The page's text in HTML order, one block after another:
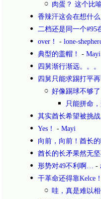
肉蛋？ 这个比
香辣汗这会在想什么
二档还是同一个#95
over！ - lone-
典型的盖帽！ - Mayi
四舅渐行渐远。。。
四舅只能求踢打平
好像踢球不够
只能拼命
其实酋长希望被挑战
Yes！ - Mayi
向前，向前！酋长
酋长的长矛果然无坚
形势对49不利啊… -
干革命还得靠Kelce！
哇，真是难以相